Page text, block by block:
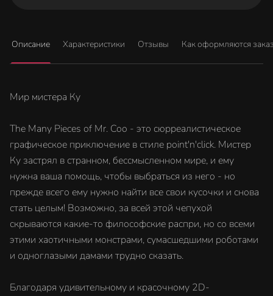
Описание Характеристики Отзывы Как оформляются
Мир мистера Ку
The Many Pieces of Mr. Coo - это сюрреалистическое
графическое приключение в стиле point'n'click. Мистер
Ку застрял в странном, бессмысленном мире, и ему
нужна ваша помощь, чтобы выбраться из него - но
прежде всего ему нужно найти все свои кусочки и снова
стать целым! Возможно, за всей этой чепухой
скрываются какие-то философские распри, но со всеми
этими хаотичными монстрами, сумасшедшими роботами
и одноглазыми дамами трудно сказать.
Благодаря удивительному и красочному 2D-